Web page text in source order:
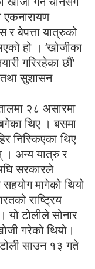
र बेपत्ता यात्रुको
हो । ‘खोजीका
गरिरहेका छौं’
सुशासन
२८ असारमा
थिए । बसमा
निस्किएका थिए
। अन्य यात्रु र
सरकारले
मागेको थियो
राष्ट्रिय
टोलीले सोनार
गरेको थियो।
साउन १३ गते